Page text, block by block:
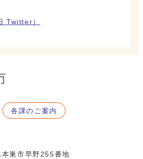
Twitter）
各課のご案内
巣市早野255番地